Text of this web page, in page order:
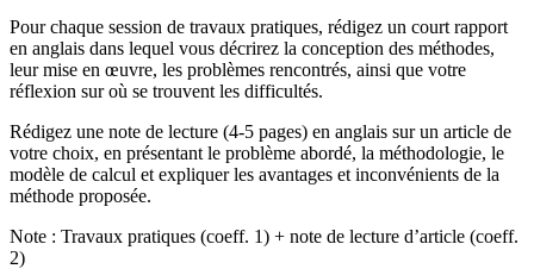
Pour chaque session de travaux pratiques, rédigez un court rapport
en anglais dans lequel vous décrirez la conception des méthodes,
leur mise en œuvre, les problèmes rencontrés, ainsi que votre
réflexion sur où se trouvent les difficultés.
Rédigez une note de lecture (4-5 pages) en anglais sur un article de
votre choix, en présentant le problème abordé, la méthodologie, le
modèle de calcul et expliquer les avantages et inconvénients de la
méthode proposée.
Note : Travaux pratiques (coeff. 1) + note de lecture d’article (coeff.
2)